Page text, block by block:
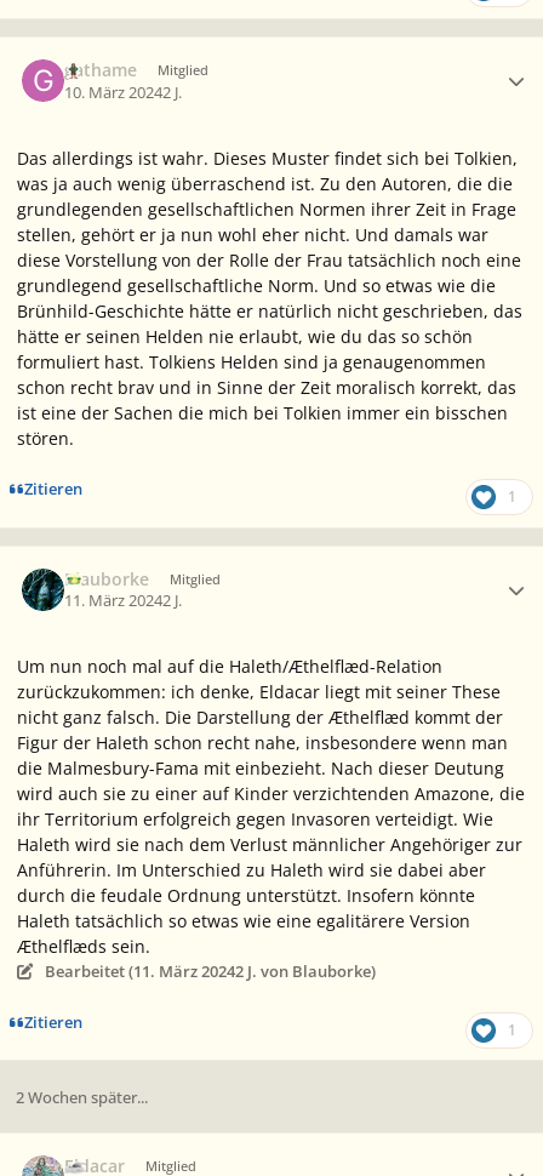
gathame Mitglied
10. März 20242 J.
Das allerdings ist wahr. Dieses Muster findet sich bei Tolkien,
was ja auch wenig überraschend ist. Zu den Autoren, die die
grundlegenden gesellschaftlichen Normen ihrer Zeit in Frage
stellen, gehört er ja nun wohl eher nicht. Und damals war
diese Vorstellung von der Rolle der Frau tatsächlich noch eine
grundlegend gesellschaftliche Norm. Und so etwas wie die
Brünhild-Geschichte hätte er natürlich nicht geschrieben, das
hätte er seinen Helden nie erlaubt, wie du das so schön
formuliert hast. Tolkiens Helden sind ja genaugenommen
schon recht brav und in Sinne der Zeit moralisch korrekt, das
ist eine der Sachen die mich bei Tolkien immer ein bisschen
stören.
Zitieren 1
Blauborke Mitglied
11. März 20242 J.
Um nun noch mal auf die Haleth/Æthelflæd-Relation
zurückzukommen: ich denke, Eldacar liegt mit seiner These
nicht ganz falsch. Die Darstellung der Æthelflæd kommt der
Figur der Haleth schon recht nahe, insbesondere wenn man
die Malmesbury-Fama mit einbezieht. Nach dieser Deutung
wird auch sie zu einer auf Kinder verzichtenden Amazone, die
ihr Territorium erfolgreich gegen Invasoren verteidigt. Wie
Haleth wird sie nach dem Verlust männlicher Angehöriger zur
Anführerin. Im Unterschied zu Haleth wird sie dabei aber
durch die feudale Ordnung unterstützt. Insofern könnte
Haleth tatsächlich so etwas wie eine egalitärere Version
Æthelflæds sein.
Bearbeitet (11. März 20242 J. von Blauborke)
Zitieren 1
2 Wochen später...
Eldacar Mitglied